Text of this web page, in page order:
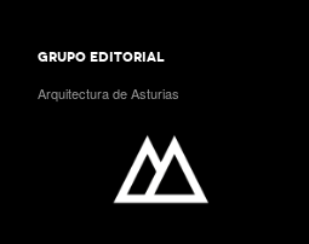
GRUPO EDITORIAL
Arquitectura de Asturias